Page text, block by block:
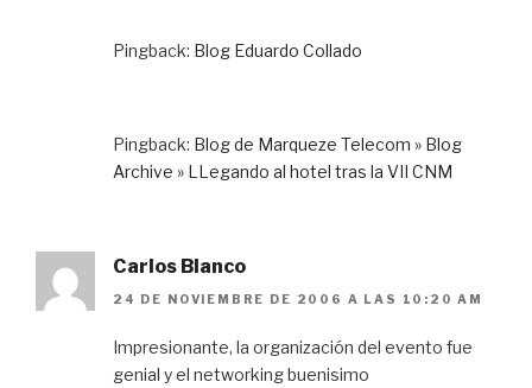
Pingback: Blog Eduardo Collado
Pingback: Blog de Marqueze Telecom » Blog
Archive » LLegando al hotel tras la VII CNM
Carlos Blanco
24 DE NOVIEMBRE DE 2006 A LAS 10:20 AM
Impresionante, la organización del evento fue
genial y el networking buenisimo